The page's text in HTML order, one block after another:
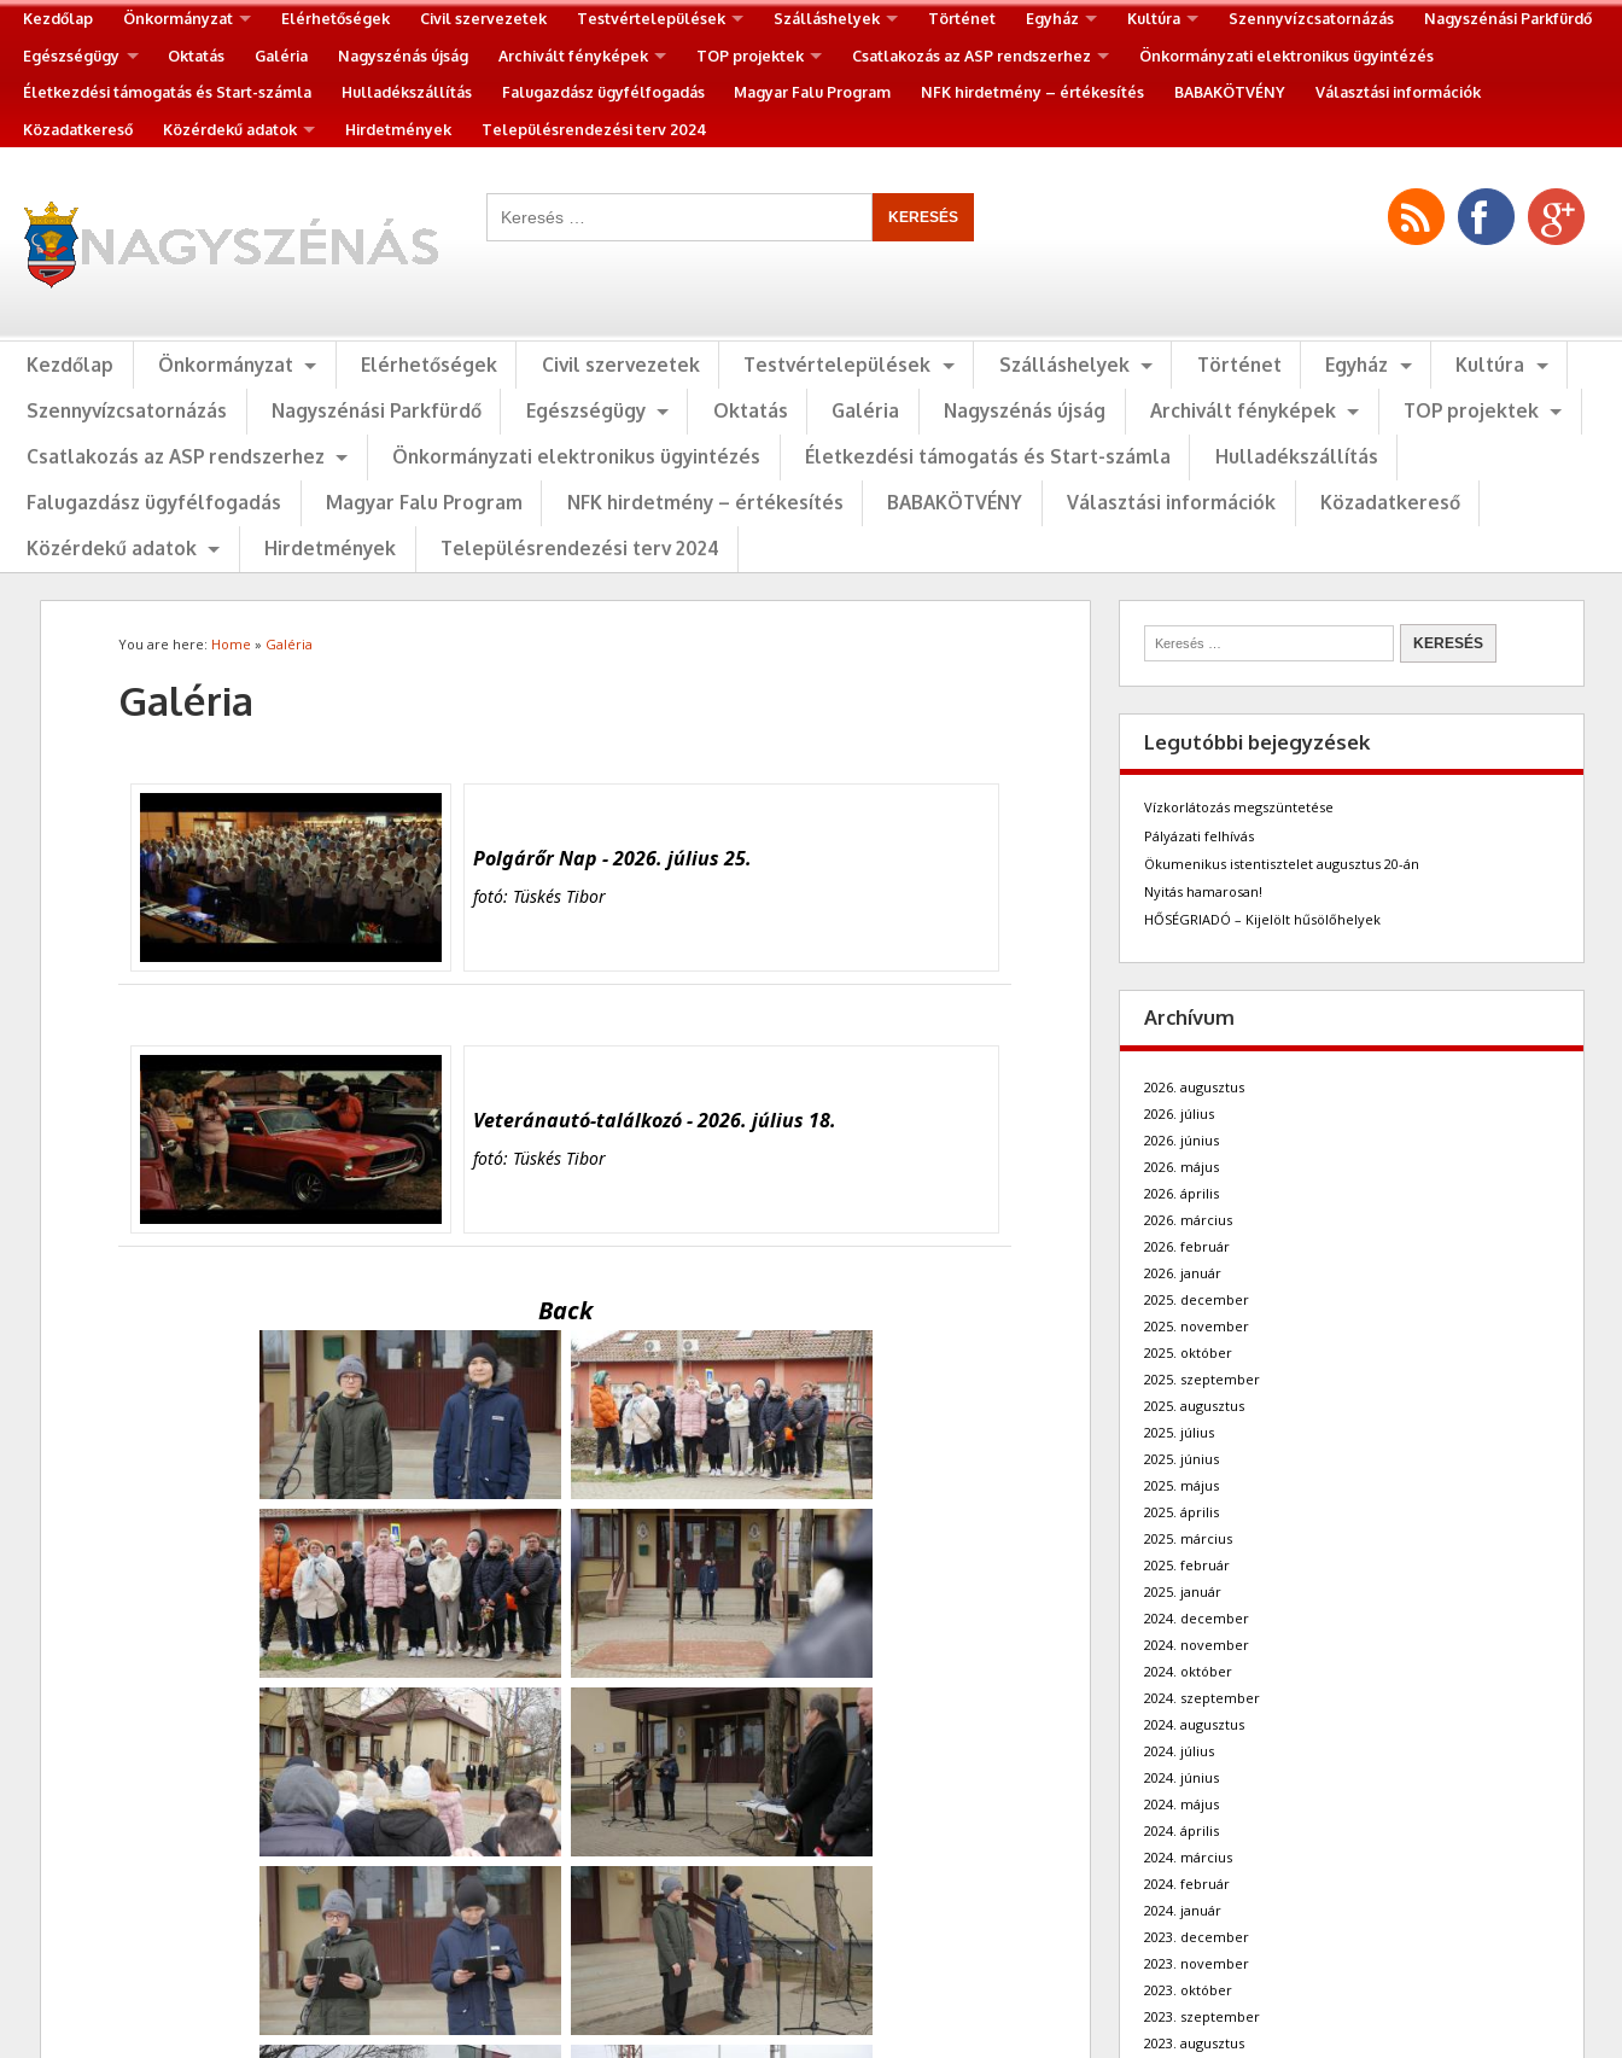
Kezdőlap Önkormányzat Elérhetőségek Civil szervezetek Testvértelepülések Szálláshelyek Történet Egyház Kultúra Szennyvízcsatornázás
Nagyszénási Parkfürdő
Egészségügy
Oktatás Galéria Nagyszénás újság Archivált fényképek TOP projektek Csatlakozás az ASP rendszerhez
Önkormányzati elektronikus ügyintézés
Életkezdési támogatás és Start-számla
Hulladékszállítás Falugazdász ügyfélfogadás Magyar Falu Program NFK hirdetmény – értékesítés BABAKÖTVÉNY
Választási információk
Közadatkereső
Közérdekű adatok Hirdetmények Településrendezési terv 2024
Kezdőlap Önkormányzat Elérhetőségek Civil szervezetek Testvértelepülések Szálláshelyek Történet Egyház
Kultúra
Szennyvízcsatornázás
Nagyszénási Parkfürdő Egészségügy Oktatás Galéria Nagyszénás újság Archivált fényképek
TOP projektek
Csatlakozás az ASP rendszerhez
Önkormányzati elektronikus ügyintézés Életkezdési támogatás és Start-számla
Hulladékszállítás
Falugazdász ügyfélfogadás
Magyar Falu Program NFK hirdetmény – értékesítés BABAKÖTVÉNY Választási információk
Közadatkereső
Közérdekű adatok
Hirdetmények Településrendezési terv 2024
You are here: Home » Galéria
Galéria
Polgárőr Nap - 2026. július 25.
fotó: Tüskés Tibor
Veteránautó-találkozó - 2026. július 18.
fotó: Tüskés Tibor
Back
Legutóbbi bejegyzések
Vízkorlátozás megszüntetése
Pályázati felhívás
Ökumenikus istentisztelet augusztus 20-án
Nyitás hamarosan!
HŐSÉGRIADÓ – Kijelölt hűsölőhelyek
Archívum
2026. augusztus
2026. július
2026. június
2026. május
2026. április
2026. március
2026. február
2026. január
2025. december
2025. november
2025. október
2025. szeptember
2025. augusztus
2025. július
2025. június
2025. május
2025. április
2025. március
2025. február
2025. január
2024. december
2024. november
2024. október
2024. szeptember
2024. augusztus
2024. július
2024. június
2024. május
2024. április
2024. március
2024. február
2024. január
2023. december
2023. november
2023. október
2023. szeptember
2023. augusztus